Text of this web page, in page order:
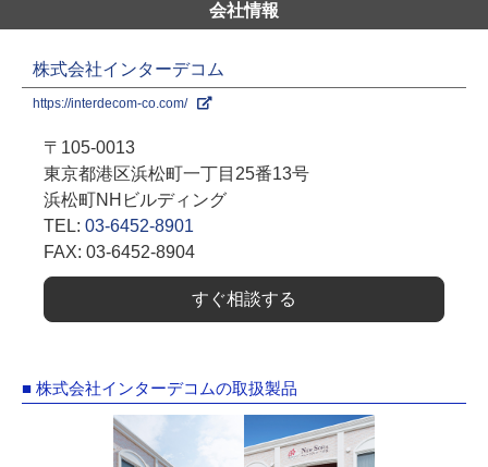
会社情報
株式会社インターデコム
https://interdecom-co.com/
〒105-0013
東京都港区浜松町一丁目25番13号
浜松町NHビルディング
TEL: 03-6452-8901
FAX: 03-6452-8904
すぐ相談する
■ 株式会社インターデコムの取扱製品